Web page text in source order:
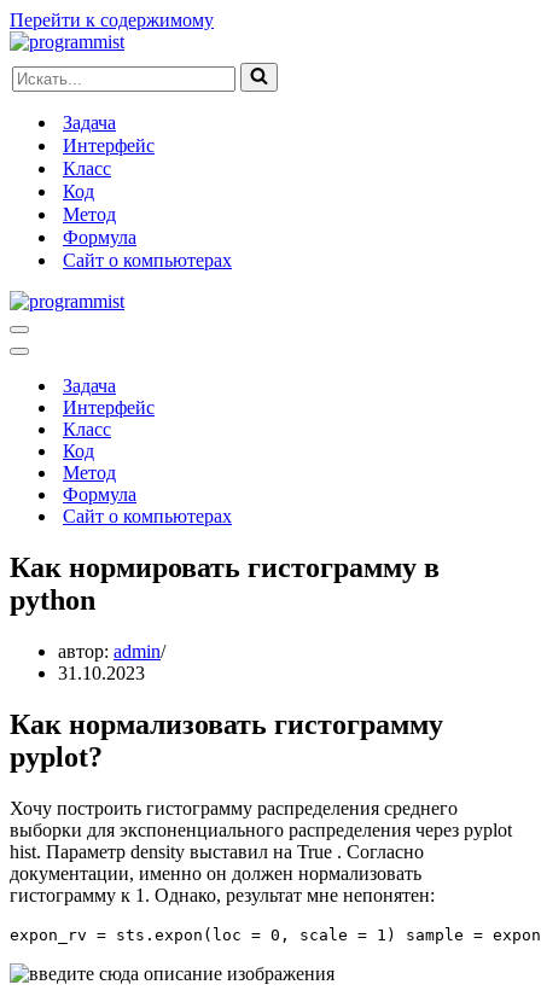
Перейти к содержимому
Искать...
Задача
Интерфейс
Класс
Код
Метод
Формула
Сайт о компьютерах
Меню
навигации
Меню
навигацииЗадача
Интерфейс
Класс
Код
Метод
Формула
Сайт о компьютерах
Как нормировать гистограмму в
python
автор: admin
31.10.2023
Как нормализовать гистограмму
pyplot?
Х​очу построить гистограмму распределения среднего
выборки для экспоненциального распределения через pyplot
hist. Параметр density выставил на True . Согласно
документации, именно он должен нормализовать
гистограмму к 1. Однако, результат мне непонятен:
expon_rv = sts.expon(loc = 0, scale = 1) sample =